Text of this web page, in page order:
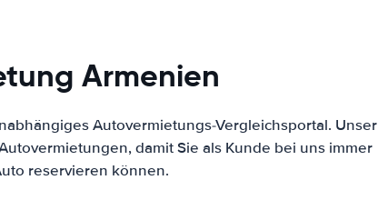
Armenien
Autovermietungs-Vergleichsportal. Unser
damit Sie als Kunde bei uns immer
reservieren können.